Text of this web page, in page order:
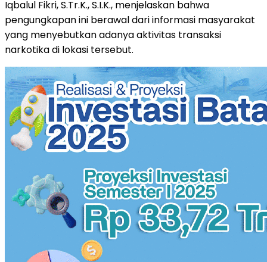
Iqbalul Fikri, S.Tr.K., S.I.K., menjelaskan bahwa
pengungkapan ini berawal dari informasi masyarakat
yang menyebutkan adanya aktivitas transaksi
narkotika di lokasi tersebut.